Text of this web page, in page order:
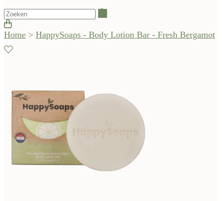
Home > HappySoaps - Body Lotion Bar - Fresh Bergamot